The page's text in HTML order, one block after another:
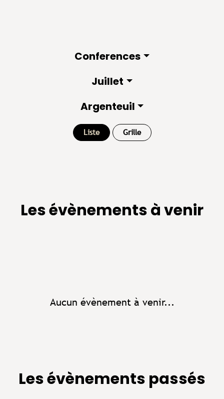
Conferences
Juillet
Argenteuil
Liste Grille
Les évènements à venir
Aucun évènement à venir...
Les évènements passés